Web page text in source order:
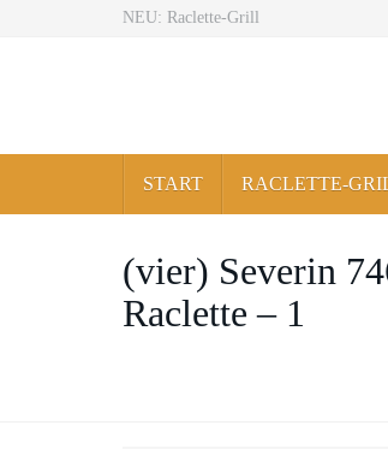
NEU: Raclette-Grill
START RACLETTE-
(vier) Severin
Raclette – 1